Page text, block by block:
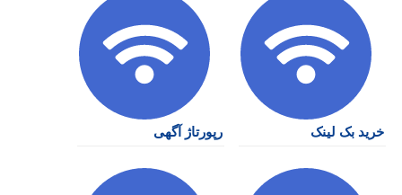
خرید بک لینک رپورتاژ آگهی